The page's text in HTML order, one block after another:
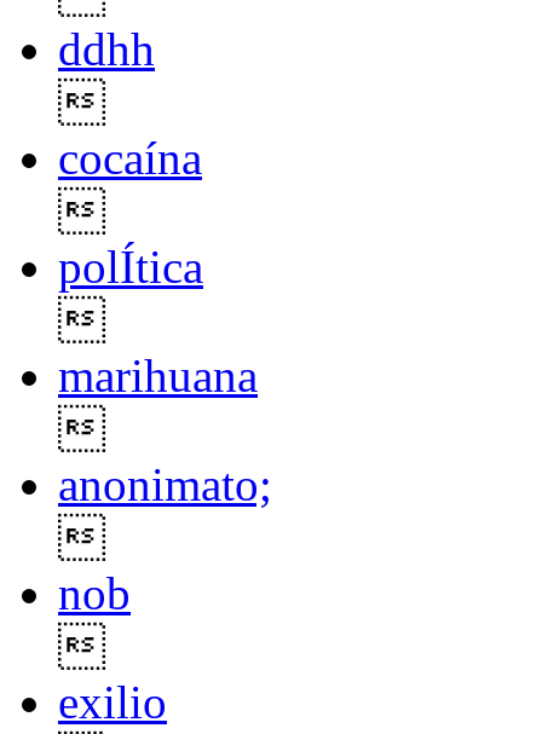
ddhh
cocaína
polÍtica
marihuana
anonimato;
nob
exilio